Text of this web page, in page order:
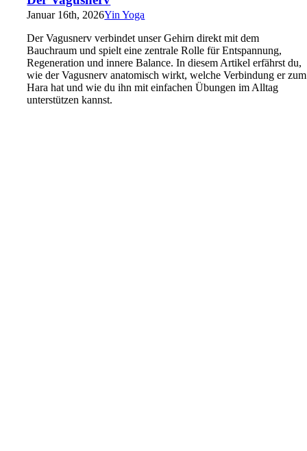
Januar 16th, 2026Yin Yoga
Der Vagusnerv verbindet unser Gehirn direkt mit dem
Bauchraum und spielt eine zentrale Rolle für Entspannung,
Regeneration und innere Balance. In diesem Artikel erfährst du,
wie der Vagusnerv anatomisch wirkt, welche Verbindung er zum
Hara hat und wie du ihn mit einfachen Übungen im Alltag
unterstützen kannst.